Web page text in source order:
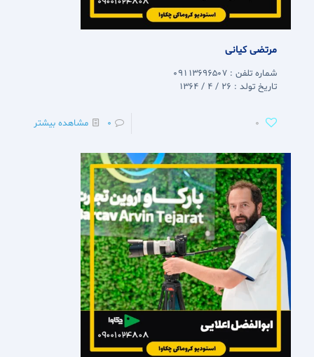
مرتضی کیانی
شماره تلفن : 09113696507
تاریخ تولد : 26 / 4 / 1364
0
0 مشاهده بیشتر